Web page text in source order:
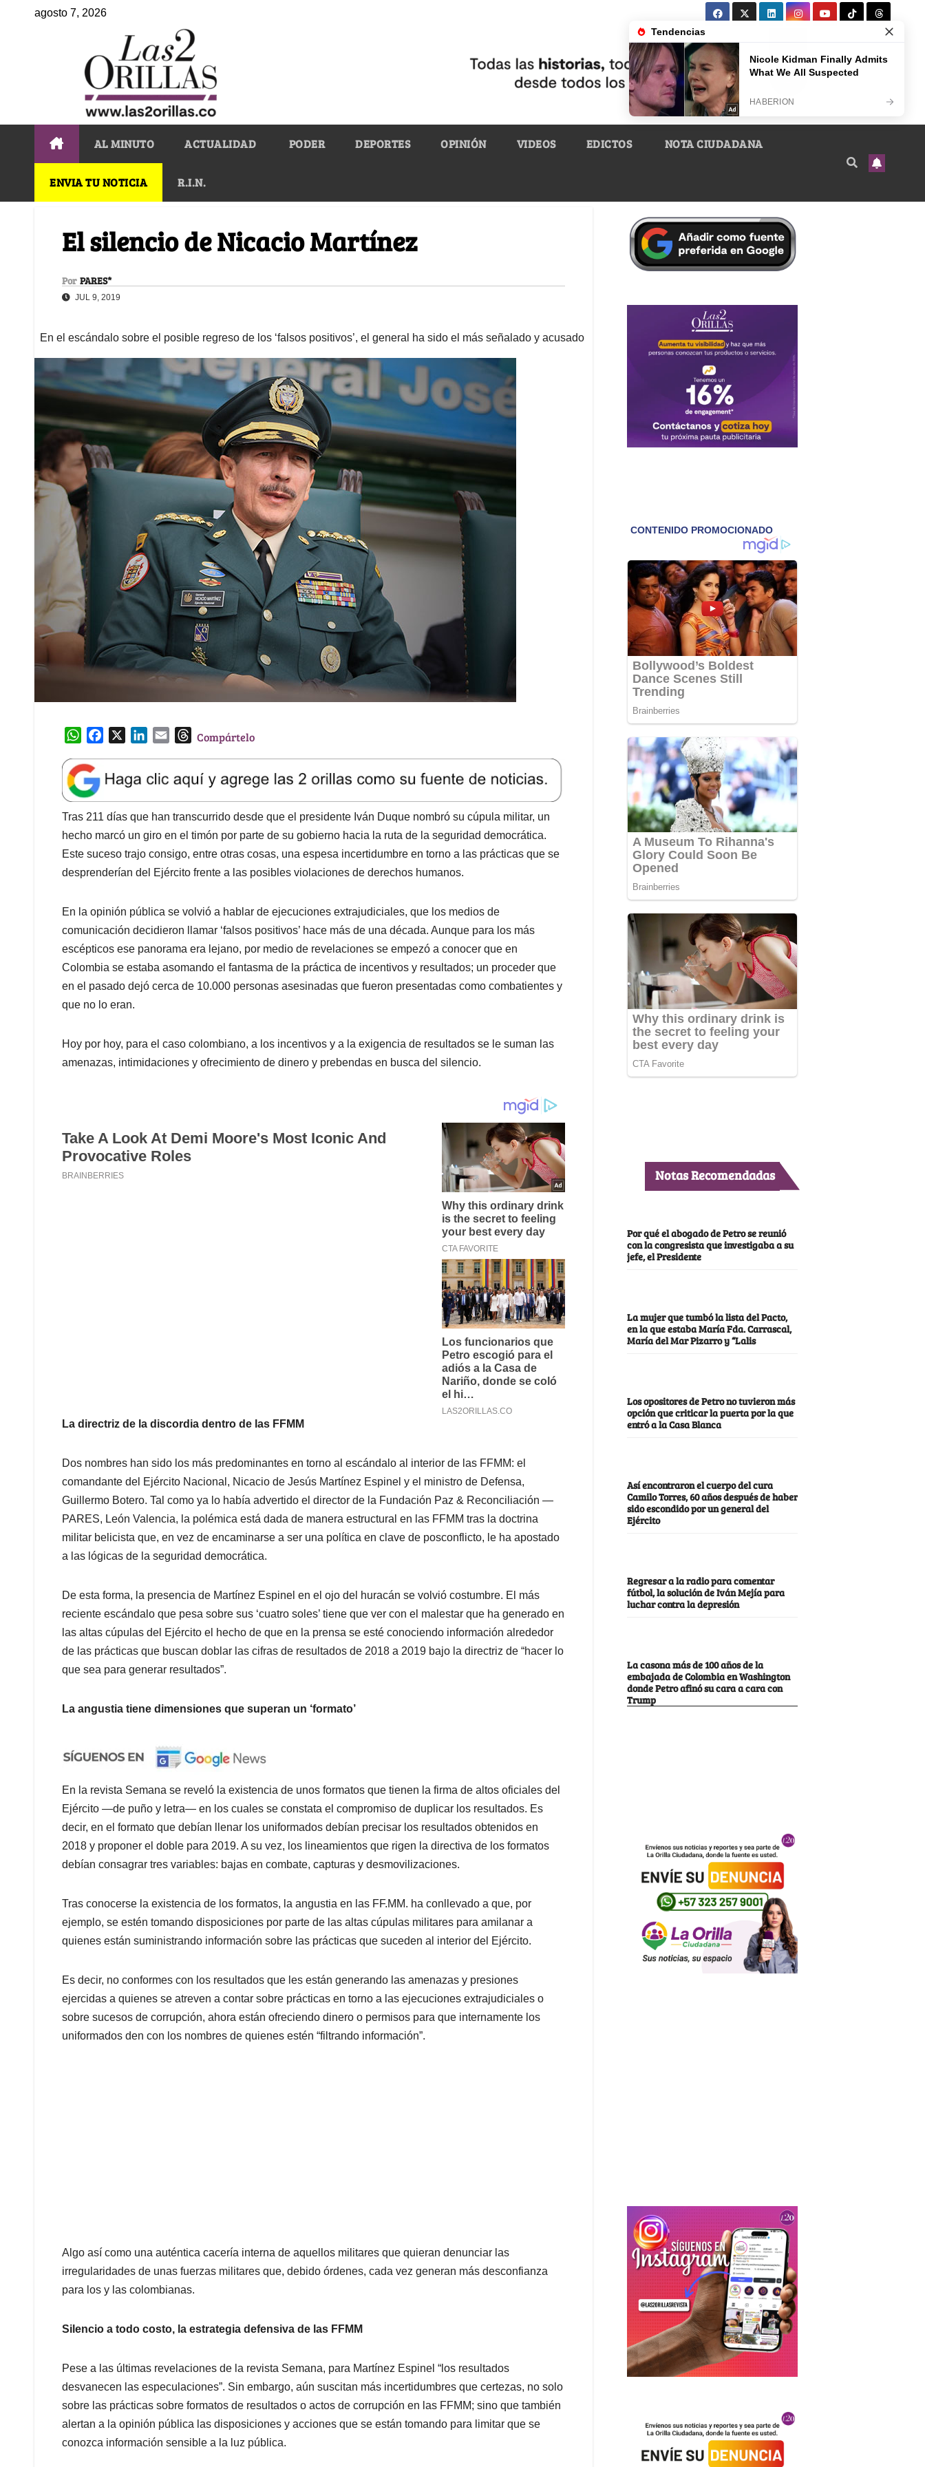
agosto 7, 2026
AL MINUTO ACTUALIDAD PODER DEPORTES OPINIÓN VIDEOS EDICTOS NOTA CIUDADANA
ENVIA TU NOTICIA R.I.N.
El silencio de Nicacio Martínez
Por PARES*
JUL 9, 2019
En el escándalo sobre el posible regreso de los ‘falsos positivos’, el general ha sido el más señalado y acusado
W
a
t
s
A
p
p
e
b
o
o
k
k
e
d
I
n
l
T
e
a
d
s
Compártelo
Tras 211 días que han transcurrido desde que el presidente Iván Duque nombró su cúpula militar, un
hecho marcó un giro en el timón por parte de su gobierno hacia la ruta de la seguridad democrática.
Este suceso trajo consigo, entre otras cosas, una espesa incertidumbre en torno a las prácticas que se
desprenderían del Ejército frente a las posibles violaciones de derechos humanos.
En la opinión pública se volvió a hablar de ejecuciones extrajudiciales, que los medios de
comunicación decidieron llamar ‘falsos positivos’ hace más de una década. Aunque para los más
escépticos ese panorama era lejano, por medio de revelaciones se empezó a conocer que en
Colombia se estaba asomando el fantasma de la práctica de incentivos y resultados; un proceder que
en el pasado dejó cerca de 10.000 personas asesinadas que fueron presentadas como combatientes y
que no lo eran.
Hoy por hoy, para el caso colombiano, a los incentivos y a la exigencia de resultados se le suman las
amenazas, intimidaciones y ofrecimiento de dinero y prebendas en busca del silencio.
La directriz de la discordia dentro de las FFMM
Dos nombres han sido los más predominantes en torno al escándalo al interior de las FFMM: el
comandante del Ejército Nacional, Nicacio de Jesús Martínez Espinel y el ministro de Defensa,
Guillermo Botero. Tal como ya lo había advertido el director de la Fundación Paz & Reconciliación —
PARES, León Valencia, la polémica está dada de manera estructural en las FFMM tras la doctrina
militar belicista que, en vez de encaminarse a ser una política en clave de posconflicto, le ha apostado
a las lógicas de la seguridad democrática.
De esta forma, la presencia de Martínez Espinel en el ojo del huracán se volvió costumbre. El más
reciente escándalo que pesa sobre sus ‘cuatro soles’ tiene que ver con el malestar que ha generado en
las altas cúpulas del Ejército el hecho de que en la prensa se esté conociendo información alrededor
de las prácticas que buscan doblar las cifras de resultados de 2018 a 2019 bajo la directriz de “hacer lo
que sea para generar resultados”.
La angustia tiene dimensiones que superan un ‘formato’
En la revista Semana se reveló la existencia de unos formatos que tienen la firma de altos oficiales del
Ejército —de puño y letra— en los cuales se constata el compromiso de duplicar los resultados. Es
decir, en el formato que debían llenar los uniformados debían precisar los resultados obtenidos en
2018 y proponer el doble para 2019. A su vez, los lineamientos que rigen la directiva de los formatos
debían consagrar tres variables: bajas en combate, capturas y desmovilizaciones.
Tras conocerse la existencia de los formatos, la angustia en las FF.MM. ha conllevado a que, por
ejemplo, se estén tomando disposiciones por parte de las altas cúpulas militares para amilanar a
quienes están suministrando información sobre las prácticas que suceden al interior del Ejército.
Es decir, no conformes con los resultados que les están generando las amenazas y presiones
ejercidas a quienes se atreven a contar sobre prácticas en torno a las ejecuciones extrajudiciales o
sobre sucesos de corrupción, ahora están ofreciendo dinero o permisos para que internamente los
uniformados den con los nombres de quienes estén “filtrando información”.
Algo así como una auténtica cacería interna de aquellos militares que quieran denunciar las
irregularidades de unas fuerzas militares que, debido órdenes, cada vez generan más desconfianza
para los y las colombianas.
Silencio a todo costo, la estrategia defensiva de las FFMM
Pese a las últimas revelaciones de la revista Semana, para Martínez Espinel “los resultados
desvanecen las especulaciones”. Sin embargo, aún suscitan más incertidumbres que certezas, no solo
sobre las prácticas sobre formatos de resultados o actos de corrupción en las FFMM; sino que también
alertan a la opinión pública las disposiciones y acciones que se están tomando para limitar que se
conozca información sensible a la luz pública.
Notas Recomendadas
Por qué el abogado de Petro se reunió
con la congresista que investigaba a su
jefe, el Presidente
La mujer que tumbó la lista del Pacto,
en la que estaba María Fda. Carrascal,
María del Mar Pizarro y “Lalis
Los opositores de Petro no tuvieron más
opción que criticar la puerta por la que
entró a la Casa Blanca
Así encontraron el cuerpo del cura
Camilo Torres, 60 años después de haber
sido escondido por un general del
Ejército
Regresar a la radio para comentar
fútbol, la solución de Iván Mejía para
luchar contra la depresión
La casona más de 100 años de la
embajada de Colombia en Washington
donde Petro afinó su cara a cara con
Trump